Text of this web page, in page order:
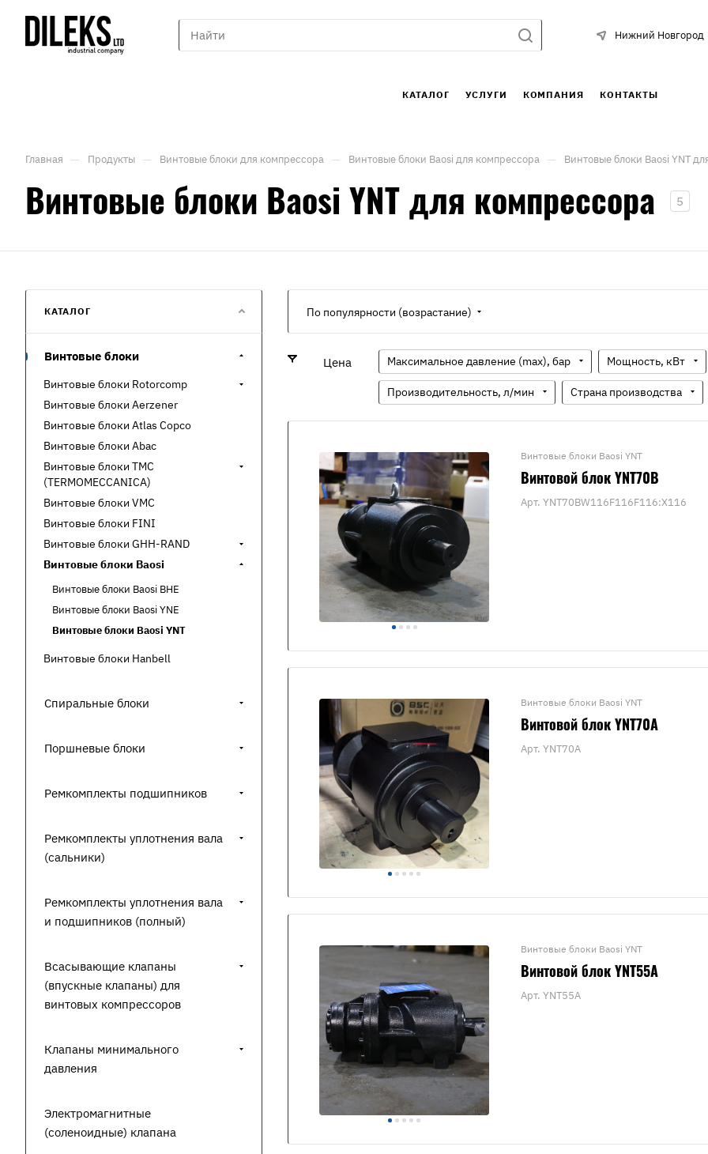
Нижний Новгород
КАТАЛОГ УСЛУГИ КОМПАНИЯ КОНТАКТЫ
Главная — Продукты — Винтовые блоки для компрессора — Винтовые блоки Baosi для компрессора — Винтовые блоки Baosi YNT
Винтовые блоки Baosi YNT для компрессора 5
По популярности (возрастание)
Цена Максимальное давление (max), бар Мощность, кВт
Производительность, л/мин Страна производства
Винтовые блоки Baosi YNT
Винтовой блок YNT70B
Арт. YNT70BW116F116F116:X116
Винтовые блоки Baosi YNT
Винтовой блок YNT70A
Арт. YNT70A
Винтовые блоки Baosi YNT
Винтовой блок YNT55A
Арт. YNT55A
КАТАЛОГ
Винтовые блоки
Винтовые блоки Rotorcomp
Винтовые блоки Aerzener
Винтовые блоки Atlas Copco
Винтовые блоки Abac
Винтовые блоки TMC
(TERMOMECCANICA)
Винтовые блоки VMC
Винтовые блоки FINI
Винтовые блоки GHH-RAND
Винтовые блоки Baosi
Винтовые блоки Baosi BHE
Винтовые блоки Baosi YNE
Винтовые блоки Baosi YNT
Винтовые блоки Hanbell
Спиральные блоки
Поршневые блоки
Ремкомплекты подшипников
Ремкомплекты уплотнения вала
(сальники)
Ремкомплекты уплотнения вала
и подшипников (полный)
Всасывающие клапаны
(впускные клапаны) для
винтовых компрессоров
Клапаны минимального
давления
Электромагнитные
(соленоидные) клапана